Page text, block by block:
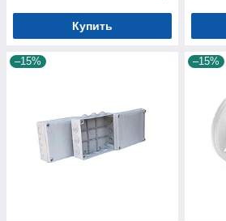
Купить
–15% –15%